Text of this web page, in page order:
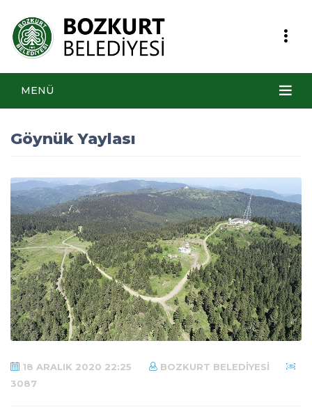
MENÜ
Göynük Yaylası
18 ARALIK 2020 22:25
BOZKURT BELEDIYESI
3087